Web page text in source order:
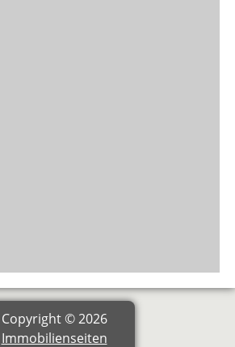
Copyright © 2026
Immobilienseiten